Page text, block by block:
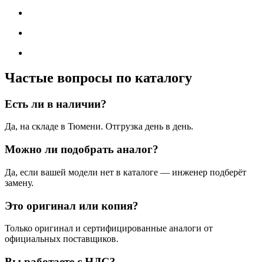
Частые вопросы по каталогу
Есть ли в наличии?
Да, на складе в Тюмени. Отгрузка день в день.
Можно ли подобрать аналог?
Да, если вашей модели нет в каталоге — инженер подберёт
замену.
Это оригинал или копия?
Только оригинал и сертифицированные аналоги от
официальных поставщиков.